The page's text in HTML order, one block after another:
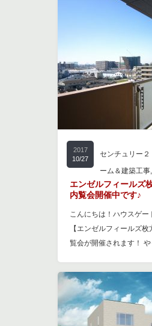
2017
10/27
センチュリー
ーム＆建築工事
エンゼルフィールズ
内覧会開催中です♪
こんにちは！ハウスゲ
【エンゼルフィールズ
覧会が開催されます！